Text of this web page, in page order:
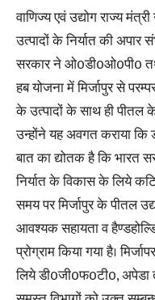
वाणिज्य एवं उद्योग राज्य
उत्पादों के निर्यात की अपार
सरकार ने ओ0डी0ओ0पी0
हब योजना में मिर्जापुर से
के उत्पादों के साथ ही पीतल
उन्होंने यह अवगत कराया कि
बात का द्योतक है कि भारत
निर्यात के विकास के लिये
समय पर मिर्जापुर के पीतल
आवश्यक सहायता व
प्रोग्राम किया गया है।
लिये डी0जी0फ0टी0, अपेडा